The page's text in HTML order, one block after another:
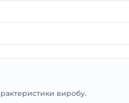
виробу.